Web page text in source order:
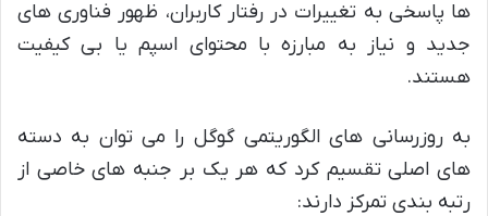
ها پاسخی به تغییرات در رفتار کاربران، ظهور فناوری های
جدید و نیاز به مبارزه با محتوای اسپم یا بی کیفیت
هستند.
به روزرسانی های الگوریتمی گوگل را می توان به دسته
های اصلی تقسیم کرد که هر یک بر جنبه های خاصی از
رتبه بندی تمرکز دارند: